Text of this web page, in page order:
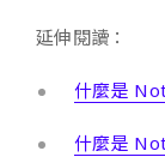
延伸閱讀：
什麼是
什麼是